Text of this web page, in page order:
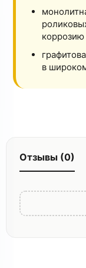
коррозию
в
Отзывы (0)